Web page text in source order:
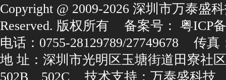
Copyright@2009-2026深圳市万泰盛
Reserved.版权所有
备案号：
粤ICP
电话：0755-28129789/27749678
传真
地址：深圳市光明区玉塘街道田寮社
502B、502C
技术支持： 万泰盛科技